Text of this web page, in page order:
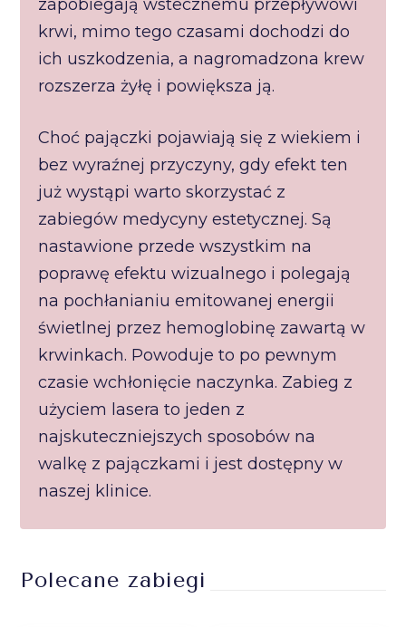
zapobiegają wstecznemu przepływowi
krwi, mimo tego czasami dochodzi do
ich uszkodzenia, a nagromadzona krew
rozszerza żyłę i powiększa ją.
Choć pajączki pojawiają się z wiekiem i
bez wyraźnej przyczyny, gdy efekt ten
już wystąpi warto skorzystać z
zabiegów medycyny estetycznej. Są
nastawione przede wszystkim na
poprawę efektu wizualnego i polegają
na pochłanianiu emitowanej energii
świetlnej przez hemoglobinę zawartą w
krwinkach. Powoduje to po pewnym
czasie wchłonięcie naczynka. Zabieg z
użyciem lasera to jeden z
najskuteczniejszych sposobów na
walkę z pajączkami i jest dostępny w
naszej klinice.
Polecane zabiegi